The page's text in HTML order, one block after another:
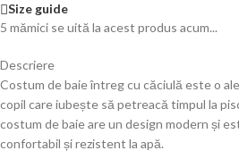
Size guide
5 mămici se uită la acest produs acum...
Descriere
Costum de baie întreg cu căciulă este o
copil care iubește să petreacă timpul la
costum de baie are un design modern și
confortabil și rezistent la apă.